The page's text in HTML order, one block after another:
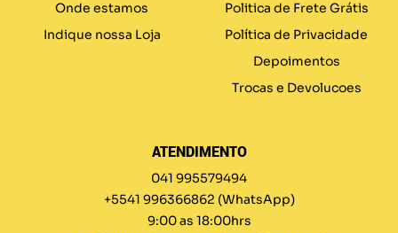
Onde estamos
Indique nossa Loja
Politica de Frete Grátis
Política de Privacidade
Depoimentos
Trocas e Devolucoes
ATENDIMENTO
041 995579494
+5541 996366862 (WhatsApp)
9:00 as 18:00hrs